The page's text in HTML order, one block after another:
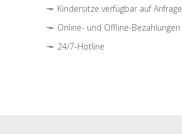
Kindersitze verfügbar auf Anfrage
Online- und Offline-Bezahlungen
24/7-Hotline